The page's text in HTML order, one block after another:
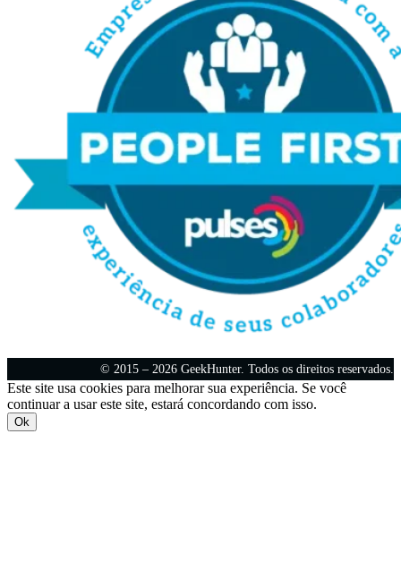
© 2015 – 2026 GeekHunter. Todos os direitos reservados.
Este site usa cookies para melhorar sua experiência. Se você
continuar a usar este site, estará concordando com isso.
Ok